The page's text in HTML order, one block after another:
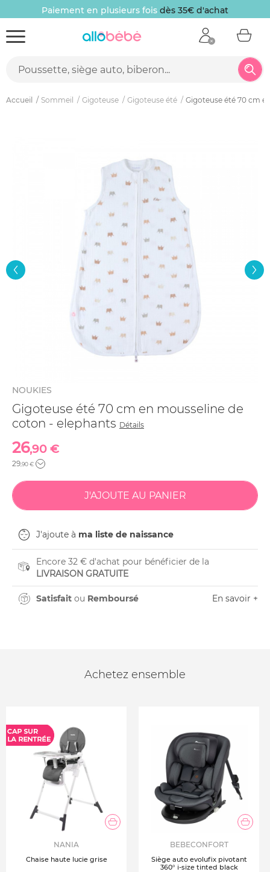
Paiement en plusieurs fois dès 35€ d'achat
Accueil Sommeil Gigoteuse Gigoteuse été Gigoteuse été 70 cm
NOUKIES
Gigoteuse été 70 cm en mousseline de
coton - elephants Détails
26,90 €
29,90 €
J'ajoute à ma liste de naissance
Encore 32 € d'achat pour bénéficier de la
LIVRAISON GRATUITE
Satisfait ou Remboursé En savoir +
Achetez ensemble
NANIA
Chaise haute lucie grise
BEBECONFORT
Siège auto evolufix pivotant
360° i-size tinted black